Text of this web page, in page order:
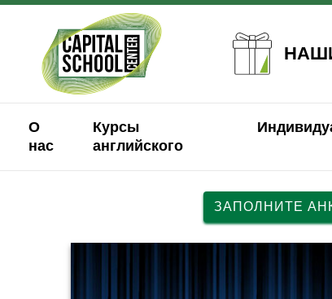
О
нас
Курсы
английского
ЗАПОЛНИТЕ